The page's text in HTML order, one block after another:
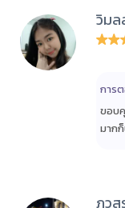
วิม
การ
ขอบ
มาก
ภวส